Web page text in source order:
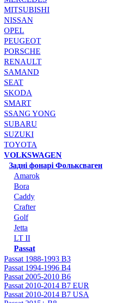
MITSUBISHI
NISSAN
OPEL
PEUGEOT
PORSCHE
RENAULT
SAMAND
SEAT
SKODA
SMART
SSANG YONG
SUBARU
SUZUKI
TOYOTA
VOLKSWAGEN
Задні фонарі Фольксваген
Amarok
Bora
Caddy
Crafter
Golf
Jetta
LT II
Passat
Passat 1988-1993 B3
Passat 1994-1996 B4
Passat 2005-2010 B6
Passat 2010-2014 B7 EUR
Passat 2010-2014 B7 USA